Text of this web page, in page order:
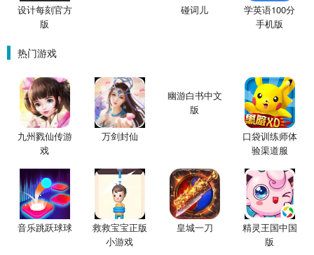
设计每刻官方
版
碰词儿
学英语100分
手机版
热门游戏
九州戮仙传游
戏
万剑封仙
幽游白书中文
版
口袋训练师体
验渠道服
音乐跳跃球球
救救宝宝正版
小游戏
皇城一刀
精灵王国中国
版